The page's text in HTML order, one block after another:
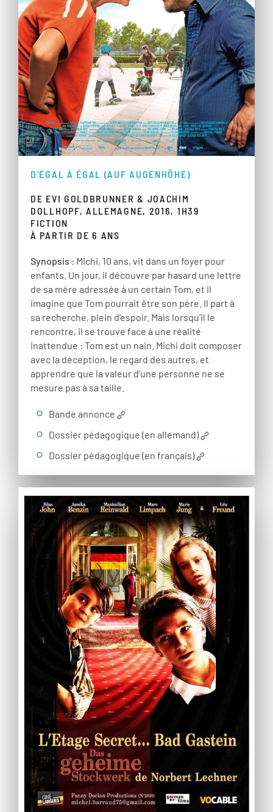
D’ÉGAL À ÉGAL (AUF AUGENHÖHE)
DE EVI GOLDBRUNNER & JOACHIM
DOLLHOPF, ALLEMAGNE, 2016, 1H39
FICTION
À PARTIR DE 6 ANS
Synopsis : Michi, 10 ans, vit dans un foyer pour
enfants. Un jour, il découvre par hasard une lettre
de sa mère adressée à un certain Tom, et il
imagine que Tom pourrait être son père. Il part à
sa recherche, plein d’espoir. Mais lorsqu’il le
rencontre, il se trouve face à une réalité
inattendue : Tom est un nain. Michi doit composer
avec la déception, le regard des autres, et
apprendre que la valeur d’une personne ne se
mesure pas à sa taille.
Bande annonce
Dossier pédagogique (en allemand)
Dossier pédagogique (en français)